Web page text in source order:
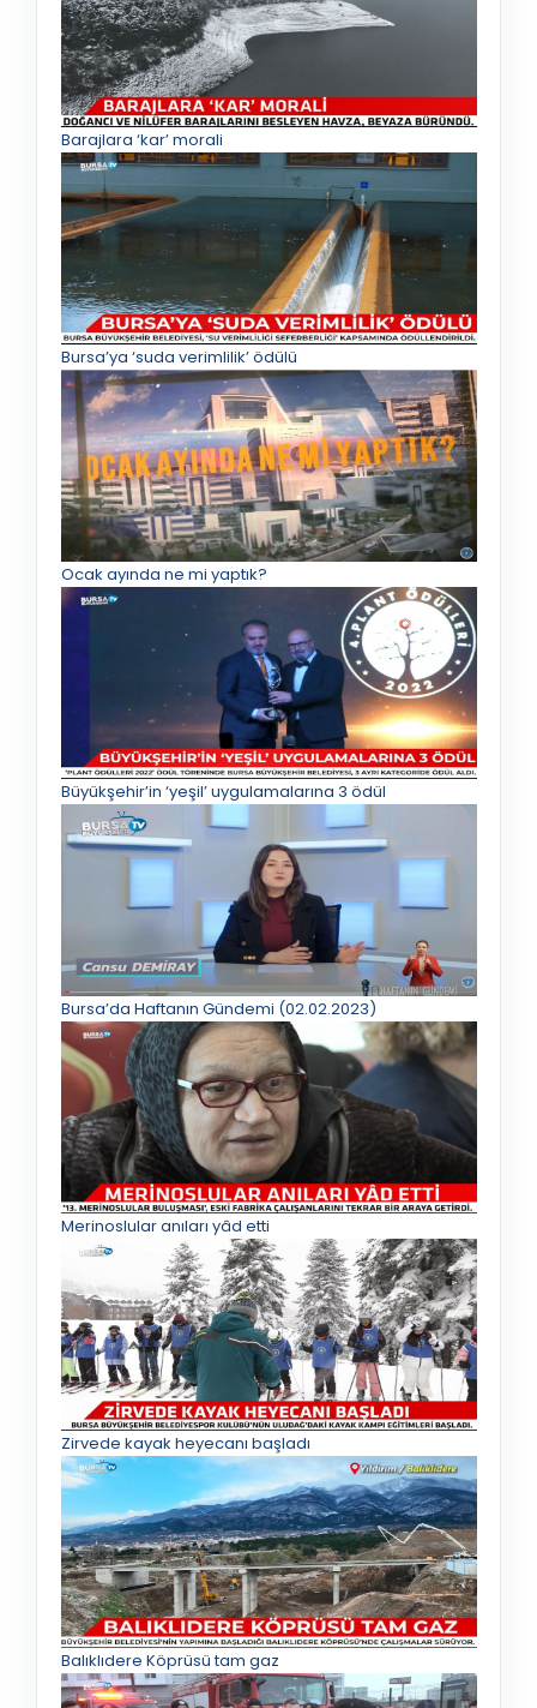
Barajlara ‘kar’ morali
Bursa’ya ‘suda verimlilik’ ödülü
Ocak ayında ne mi yaptık?
Büyükşehir’in ‘yeşil’ uygulamalarına 3 ödül
Bursa’da Haftanın Gündemi (02.02.2023)
Merinoslular anıları yâd etti
Zirvede kayak heyecanı başladı
Balıklıdere Köprüsü tam gaz